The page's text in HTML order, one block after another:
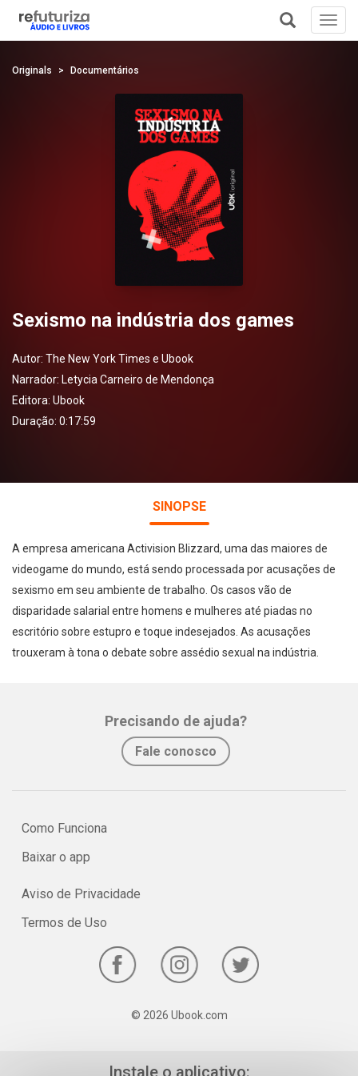
Originals Documentários
Sexismo na indústria dos games
Autor: The New York Times e Ubook
Narrador: Letycia Carneiro de Mendonça
Editora: Ubook
Duração: 0:17:59
SINOPSE
A empresa americana Activision Blizzard, uma das maiores de
videogame do mundo, está sendo processada por acusações de
sexismo em seu ambiente de trabalho. Os casos vão de
disparidade salarial entre homens e mulheres até piadas no
escritório sobre estupro e toque indesejados. As acusações
trouxeram à tona o debate sobre assédio sexual na indústria.
Precisando de ajuda?
Fale conosco
Como Funciona
Baixar o app
Aviso de Privacidade
Termos de Uso
© 2026 Ubook.com
Instale o aplicativo: